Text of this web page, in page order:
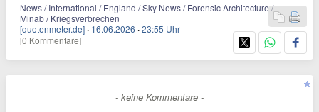
News / International / England / Sky News / Forensic Architecture /
Minab / Kriegsverbrechen
[quotenmeter.de] · 16.06.2026 ·23:55 Uhr
[0 Kommentare]
- keine Kommentare -